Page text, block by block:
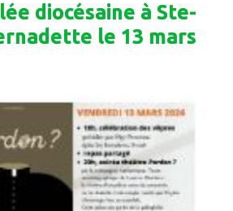
diocésaine à Ste-
le 13 mars